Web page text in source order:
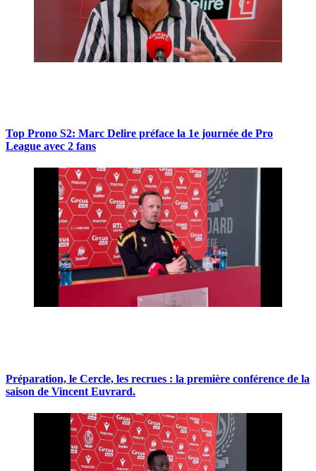
Top Prono S2: Marc Delire préface la 1e journée de Pro
League avec 2 fans
Préparation, le Cercle, les recrues : la première conférence de la
saison de Vincent Euvrard.